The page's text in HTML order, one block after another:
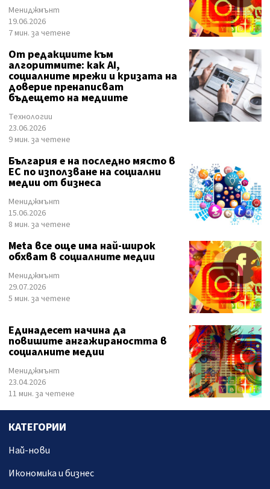
Мениджмънт
19.06.2026
7 мин. за четене
От редакциите към
алгоритмите: как AI,
социалните мрежи и кризата на
доверие пренаписват
бъдещето на медиите
Технологии
23.06.2026
9 мин. за четене
България е на последно място в
ЕС по използване на социални
медии от бизнеса
Мениджмънт
15.06.2026
8 мин. за четене
Meta все още има най-широк
обхват в социалните медии
Мениджмънт
29.07.2026
5 мин. за четене
Единадесет начина да
повишите ангажираността в
социалните медии
Мениджмънт
23.04.2026
11 мин. за четене
КАТЕГОРИИ
Най-нови
Икономика и бизнес